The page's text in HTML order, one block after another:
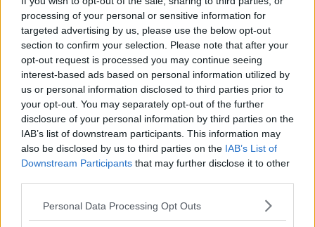
processing of your personal or sensitive information for
targeted advertising by us, please use the below opt-out
section to confirm your selection. Please note that after your
opt-out request is processed you may continue seeing
interest-based ads based on personal information utilized by
us or personal information disclosed to third parties prior to
your opt-out. You may separately opt-out of the further
disclosure of your personal information by third parties on the
IAB’s list of downstream participants. This information may
also be disclosed by us to third parties on the IAB’s List of
Downstream Participants that may further disclose it to other
Please note that this website/app uses one or more Google
Personal Data Processing Opt Outs
F3 Foto – Sveriges nya
fotodagar till Göteborg,
Lund & Stockholm
Sony FE 100-400mm F5,6-8
OSS – lätt telezoom för
fågel, sport & natur
superzoom med 24–